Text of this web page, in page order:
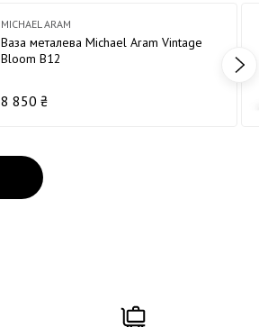
MICHAEL ARAM
Ваза металева Michael Aram Vintage
Bloom В12
8 850 ₴